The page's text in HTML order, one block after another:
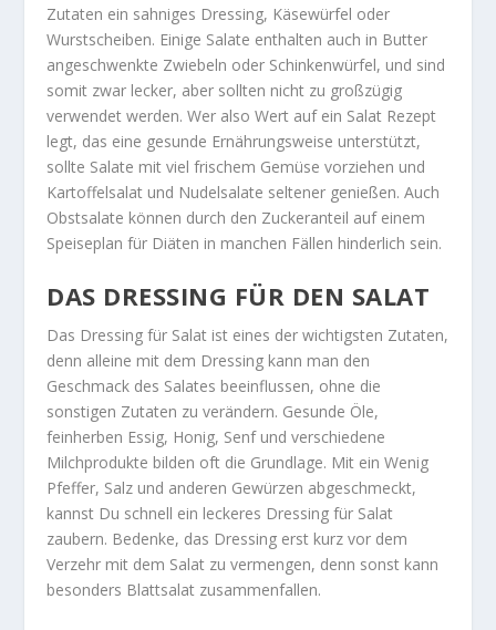
Zutaten ein sahniges Dressing, Käsewürfel oder
Wurstscheiben. Einige Salate enthalten auch in Butter
angeschwenkte Zwiebeln oder Schinkenwürfel, und sind
somit zwar lecker, aber sollten nicht zu großzügig
verwendet werden. Wer also Wert auf ein Salat Rezept
legt, das eine gesunde Ernährungsweise unterstützt,
sollte Salate mit viel frischem Gemüse vorziehen und
Kartoffelsalat und Nudelsalate seltener genießen. Auch
Obstsalate können durch den Zuckeranteil auf einem
Speiseplan für Diäten in manchen Fällen hinderlich sein.
DAS DRESSING FÜR DEN SALAT
Das Dressing für Salat ist eines der wichtigsten Zutaten,
denn alleine mit dem Dressing kann man den
Geschmack des Salates beeinflussen, ohne die
sonstigen Zutaten zu verändern. Gesunde Öle,
feinherben Essig, Honig, Senf und verschiedene
Milchprodukte bilden oft die Grundlage. Mit ein Wenig
Pfeffer, Salz und anderen Gewürzen abgeschmeckt,
kannst Du schnell ein leckeres Dressing für Salat
zaubern. Bedenke, das Dressing erst kurz vor dem
Verzehr mit dem Salat zu vermengen, denn sonst kann
besonders Blattsalat zusammenfallen.